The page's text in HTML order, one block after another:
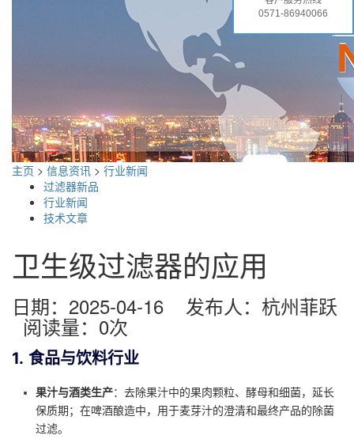
主页 > 信息资讯 > 行业新闻
过滤器新品
行业新闻
技术文章
卫生级过滤器的应用
日期：2025-04-16 发布人：杭州菲跃
阅读量： 0次
1. 食品与饮料行业
果汁与酒类生产：去除果汁中的果肉颗粒、酵母和细菌，延长
保质期；在啤酒酿造中，用于麦芽汁的澄清和最终产品的除菌
过滤。
0571-86940066